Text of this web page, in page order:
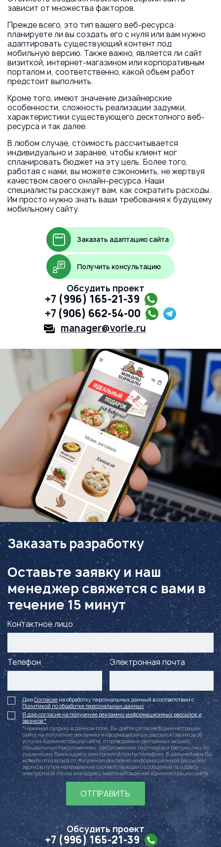
зависит от множества факторов.
Прежде всего, это тип вашего веб-ресурса:
планируете ли вы создать его с нуля или вам нужно
адаптировать существующий контент под
мобильную версию. Также важно, является ли сайт
визиткой, интернет-магазином или корпоративным
порталом и, соответственно, какой объем работ
предстоит выполнить.
Кроме того, имеют значение дизайнерские
особенности, сложность реализации задумки,
характеристики существующего десктопного веб-
ресурса и так далее.
В любом случае, стоимость рассчитывается
индивидуально и заранее, чтобы клиент мог
спланировать бюджет на эту цель. Более того,
работая с нами, вы можете сэкономить, не жертвуя
качеством своего онлайн-ресурса. Наши
специалисты расскажут вам, как сократить расходы.
Им просто нужно знать ваши требования к будущему
мобильному сайту.
Заказать адаптацию сайта
Получить консультацию
Обсудить проект
+7 (996) 165-21-39
+7 (906) 662-54-00
manager@vorle.ru
Заказать разработку
Оставьте заявку и наш
менеджер свяжется с вами в
течение 15 минут
Контактное лицо
Телефон Электронная почта
ДаюСогласие на обработку персональных данный в соответствии с
Политикой по обработке персональных данных
Я даю согласие на получение рекламно-информационных рассылок и
звонков *
ОТПРАВИТЬ
*Нажимая галочку в данном поле, Вы даёте согласие Администрации
сайта на получение рекламно-информационных рассылок/звонков об
услугах Администрации сайта, о проводимых рекламных акциях,
специальных предложениях, предложениях партнеров и третьих лиц по
указанному Вами адресу электронной почты/телефону. В дальнейшем Вы
можете отказаться от получения рекламно-информационной рассылки/
звонков путем направления соответствующего сообщения по адресу
электронной почты или адресу местонахождения Администрации сайта
Обсудить проект
+7 (996) 165-21-39